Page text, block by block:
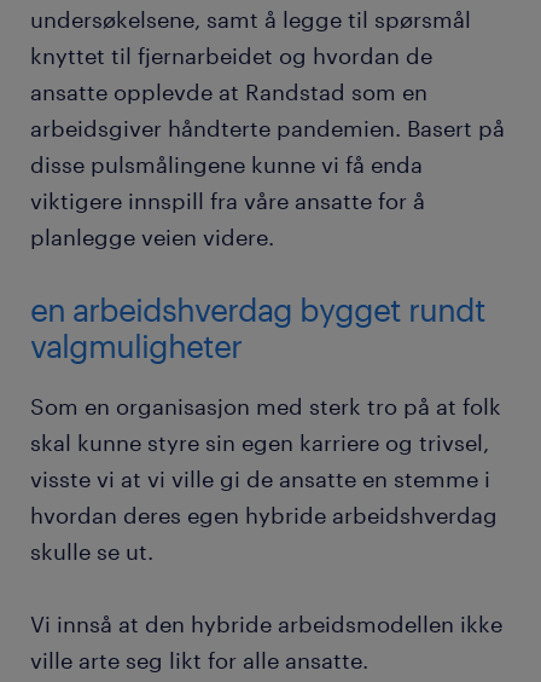
undersøkelsene, samt å legge til spørsmål
knyttet til fjernarbeidet og hvordan de
ansatte opplevde at Randstad som en
arbeidsgiver håndterte pandemien. Basert på
disse pulsmålingene kunne vi få enda
viktigere innspill fra våre ansatte for å
planlegge veien videre.
en arbeidshverdag bygget rundt
valgmuligheter
Som en organisasjon med sterk tro på at folk
skal kunne styre sin egen karriere og trivsel,
visste vi at vi ville gi de ansatte en stemme i
hvordan deres egen hybride arbeidshverdag
skulle se ut.
Vi innså at den hybride arbeidsmodellen ikke
ville arte seg likt for alle ansatte.